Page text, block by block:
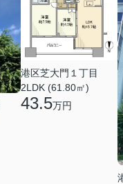
港区芝大門１丁目
2LDK (61.80㎡)
43.5万円